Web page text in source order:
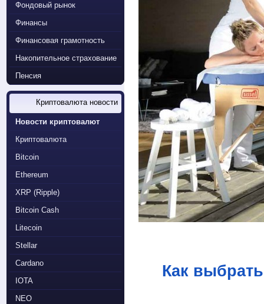
Как
Фондовый рынок
Финансы
Финансовая грамотность
Накопительное страхование
Пенсия
Криптовалюта новости
Новости криптовалют
Криптовалюта
Bitcoin
Ethereum
XRP (Ripple)
Bitcoin Cash
Litecoin
Stellar
Cardano
IOTA
NEO